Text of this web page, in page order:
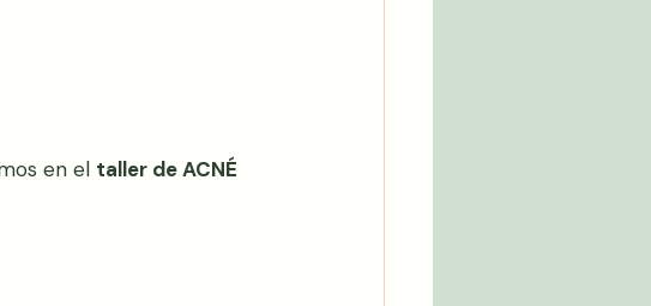
en el taller de ACNÉ